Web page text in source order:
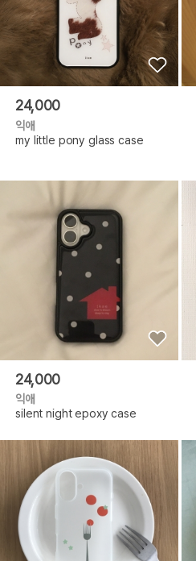
24,000
익애
my little pony glass case
24,000
익애
silent night epoxy case